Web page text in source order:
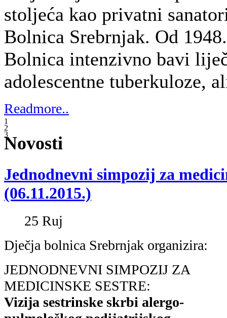
25
Ruj
Dječja bolnica Srebrnjak organizira:
JEDNODNEVNI SIMPOZIJ ZA
MEDICINSKE SESTRE:
Vizija sestrinske skrbi alergo-
pulmološkog pedijatrijskog
bolesnika
Mjesto održavanja: Dječja bolnica
Zagreb
Datum:06.11.2015., vrijeme: 9.00 –
adresu:jakirovic@bolnica-
Kontakt: Marina Jakirović, 091
Kotizacija: 200,00 kn (PDV
Uplata kotizacije: Dječja bolnica